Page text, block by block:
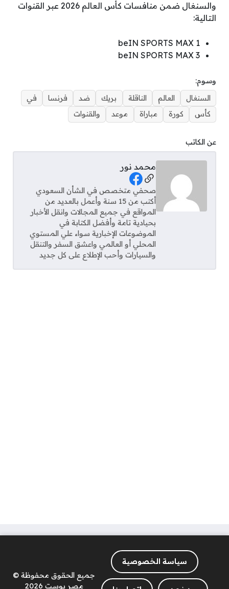
والسنغال ضمن منافسات كأس العالم 2026 عبر القنوات
التالية:
beIN SPORTS MAX 1
beIN SPORTS MAX 3
وسوم:
السنغال
العالم الناقلة بريك ضد فرنسا
في
كأس
كورة مباراة موعد والقنوات
عن الكاتب
محمد نور
Social Links
صحفي متخصص في الشأن السعودي
أكتب من 15 سنة وأعمل بالعديد من
المواقع في جميع المجالات وانقل الأخبار
بحيادية تامة وأفضل الكتابة في
الموضوعات الإخبارية سواء علي المستوي
المحلي أو العالمي واعشق السفر والتنقل
والسيارات وأحب الإطلاع على كل جديد
سياسة الخصوصية
جميع الحقوق محفوظة ©
مصر بوست 2026